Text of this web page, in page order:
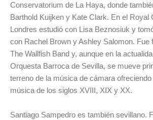
Conservatorium de La Haya, donde
Barthold Kuijken y Kate Clark. En el Royal
Londres estudió con Lisa Beznosiuk y
con Rachel Brown y Ashley Salomon. Fue
The Wallfish Band y, aunque en la
Orquesta Barroca de Sevilla, se mueve
terreno de la música de cámara
música de los siglos XVIII, XIX y XX.
Santiago Sampedro es también sevillano.